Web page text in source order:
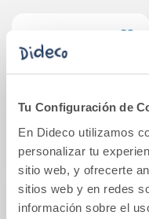
Tu Configuración de
En Dideco utilizamos
personalizar tu
sitio web, y ofrecerte
sitios web y en redes
información sobre el